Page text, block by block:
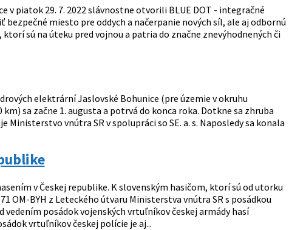
v piatok 29. 7. 2022 slávnostne otvorili BLUE DOT - integračné
miesto pre oddych a načerpanie nových síl, ale aj odbornú
sú na úteku pred vojnou a patria do značne znevýhodnených či
elektrární Jaslovské Bohunice (pre územie v okruhu
sa začne 1. augusta a potrvá do konca roka. Dotkne sa zhruba
vnútra SR v spolupráci so SE. a. s. Naposledy sa konala
v Českej republike. K slovenským hasičom, ktorí sú od utorku
OM-BYH z Leteckého útvaru Ministerstva vnútra SR s posádkou
posádok vojenských vrtuľníkov českej armády hasí
vrtuľníkov českej polície je aj...